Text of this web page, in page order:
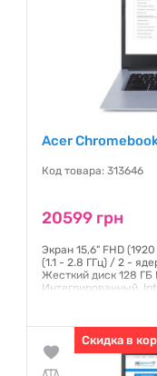
Acer
Код товара: 313646
20599 грн
Экран 15,6" FHD
(1.1 - 2.8 ГГц) / 2 -
Жесткий диск 128 ГБ
Интегрированный,
Гарантия:12 месяцев
Скидка в